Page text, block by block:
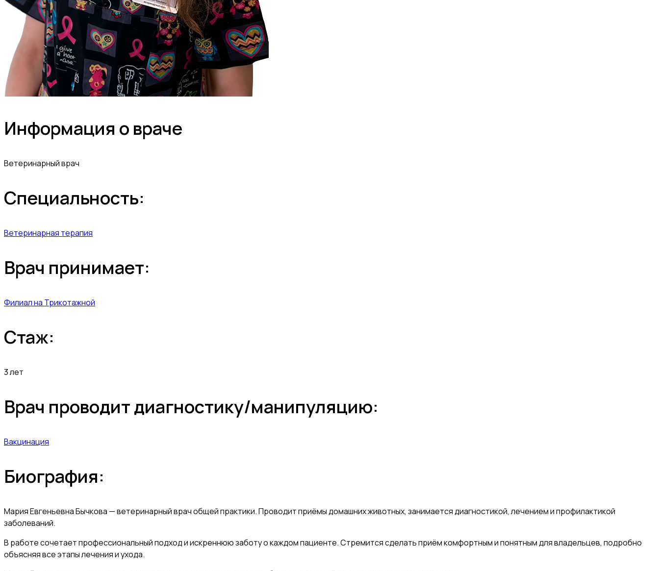
Информация о враче
Ветеринарный врач
Специальность:
Ветеринарная терапия
Врач принимает:
Филиал на Трикотажной
Стаж:
3 лет
Врач проводит диагностику/манипуляцию:
Вакцинация
Биография:
Мария Евгеньевна Бычкова — ветеринарный врач общей практики. Проводит приёмы домашних животных, занимается диагностикой, лечением и профилактикой
заболеваний.
В работе сочетает профессиональный подход и искреннюю заботу о каждом пациенте. Стремится сделать приём комфортным и понятным для владельцев, подробно
объясняя все этапы лечения и ухода.